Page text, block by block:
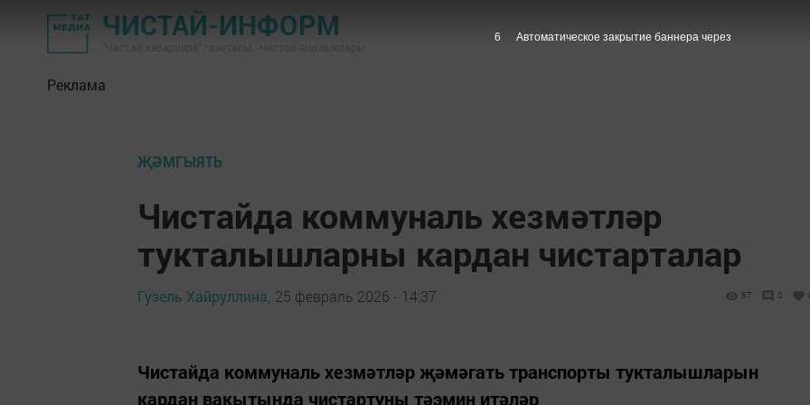
ЧИСТАЙ-ИНФОРМ
Реклама
ҖӘМГЫЯТЬ
Чистайда коммуналь хезмәтләр
тукталышларны кардан чистарталар
Гузель Хайруллина, 25 февраль 2026 - 14:37 87 0
Чистайда коммуналь хезмәтләр җәмәгать транспорты тукталышларын
кардан вакытында чистартуны тәэмин итәләр
5 Автоматическое закрытие баннера через